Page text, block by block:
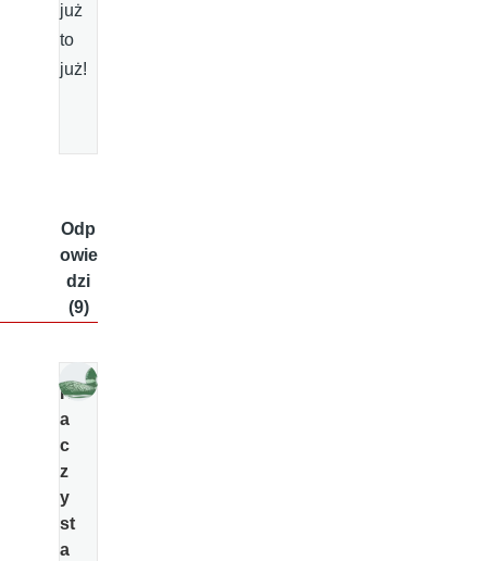
już
to
już!
Odp
owie
dzi
(9)
K
a
c
z
y
st
a